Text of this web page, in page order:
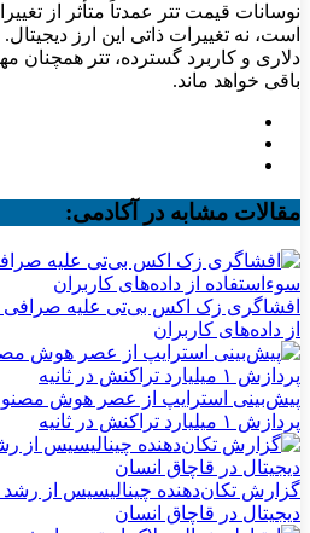
نوسانات قیمت تتر عمدتاً متأثر از
است، نه تغییرات ذاتی این ارز
دلاری و کاربرد گسترده، تتر همچنان
باقی خواهد ماند.
مقالات مشابه در آکادمی:
افشاگری زک اکس بی‌تی علیه صرافی
از داده‌های کاربران
پیش‌بینی استرایپ از عصر هوش
پردازش ۱ میلیارد تراکنش در ثانیه
دیجیتال در قاچاق انسان